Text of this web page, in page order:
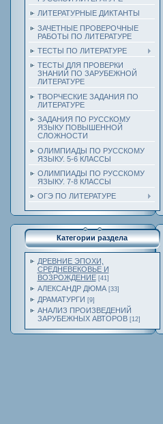
ЛИТЕРАТУРНЫЕ ДИКТАНТЫ
ЗАЧЕТНЫЕ ПРОВЕРОЧНЫЕ
РАБОТЫ ПО ЛИТЕРАТУРЕ
ТЕСТЫ ПО ЛИТЕРАТУРЕ
ТЕСТЫ ДЛЯ ПРОВЕРКИ
ЗНАНИЙ ПО ЗАРУБЕЖНОЙ
ЛИТЕРАТУРЕ
ТВОРЧЕСКИЕ ЗАДАНИЯ ПО
ЛИТЕРАТУРЕ
ЗАДАНИЯ ПО РУССКОМУ
ЯЗЫКУ ПОВЫШЕННОЙ
СЛОЖНОСТИ
ОЛИМПИАДЫ ПО РУССКОМУ
ЯЗЫКУ. 5-6 КЛАССЫ
ОЛИМПИАДЫ ПО РУССКОМУ
ЯЗЫКУ. 7-8 КЛАССЫ
ОГЭ ПО ЛИТЕРАТУРЕ
Категории раздела
ДРЕВНИЕ ЭПОХИ,
СРЕДНЕВЕКОВЬЕ И
ВОЗРОЖДЕНИЕ [41]
АЛЕКСАНДР ДЮМА [33]
ДРАМАТУРГИ [9]
АНАЛИЗ ПРОИЗВЕДЕНИЙ
ЗАРУБЕЖНЫХ АВТОРОВ [12]